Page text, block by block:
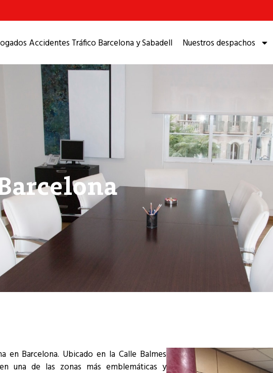
Accidentes Tráfico Barcelona y Sabadell Nuestros despachos
en Barcelona. Ubicado en la Calle Balmes
una de las zonas más emblemáticas y